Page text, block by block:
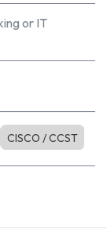
or IT
CISCO / CCST